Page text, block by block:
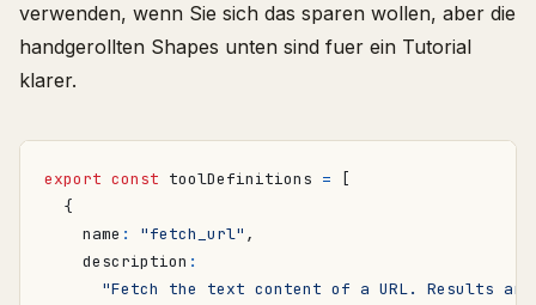
verwenden, wenn Sie sich das sparen wollen, aber die
handgerollten Shapes unten sind fuer ein Tutorial
klarer.
export const toolDefinitions =
[
{
name : "fetch_url" ,
description :
"Fetch the text content of a URL. Results